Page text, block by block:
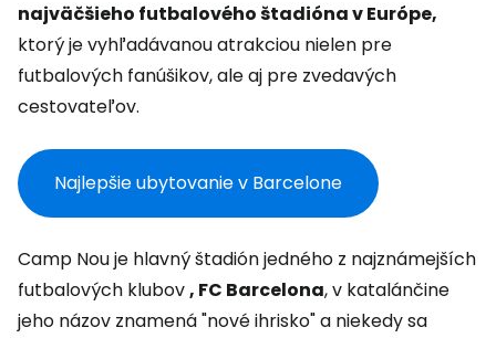
najväčšieho futbalového štadióna v Európe,
ktorý je vyhľadávanou atrakciou nielen pre
futbalových fanúšikov, ale aj pre zvedavých
cestovateľov.
Najlepšie ubytovanie v Barcelone
Camp Nou je hlavný štadión jedného z najznámejších
futbalových klubov, FC Barcelona, v katalánčine
jeho názov znamená "nové ihrisko" a niekedy sa